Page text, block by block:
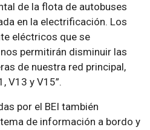
de la flota de autobuses
en la electrificación. Los
eléctricos que se
permitirán disminuir las
de nuestra red principal,
V13 y V15”.
por el BEI también
de información a bordo y